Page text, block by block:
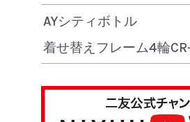
AYシティボトル
着せ替えフレーム4輪